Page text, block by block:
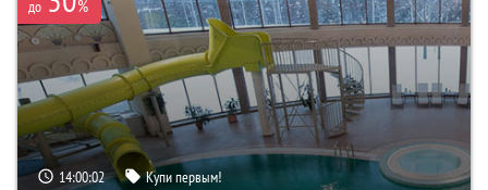
до %
14:00:01 Купи первым!